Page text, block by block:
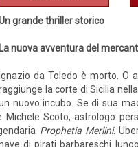
grande thriller storico
La nuova avventura del
Ignazio da Toledo è morto. O
la corte di Sicilia
nuovo incubo. Se di sua
Michele Scoto, astrologo
Prophetia Merlini.
di pirati barbareschi